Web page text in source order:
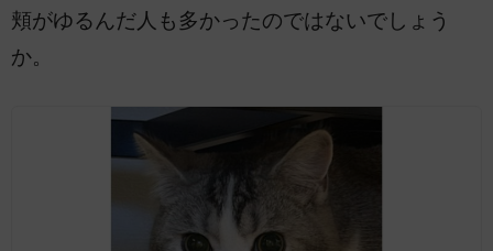
頬がゆるんだ人も多かったのではないでしょう
か。